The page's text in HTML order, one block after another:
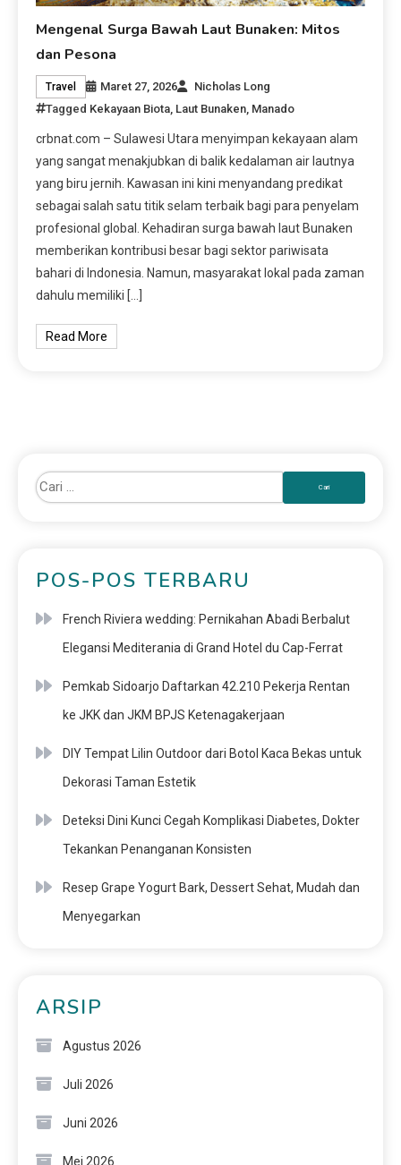
Mengenal Surga Bawah Laut Bunaken: Mitos
dan Pesona
Travel Maret 27, 2026
Nicholas Long
Tagged Kekayaan Biota Laut Bunaken Manado
crbnat.com – Sulawesi Utara menyimpan kekayaan alam
yang sangat menakjubkan di balik kedalaman air lautnya
yang biru jernih. Kawasan ini kini menyandang predikat
sebagai salah satu titik selam terbaik bagi para penyelam
profesional global. Kehadiran surga bawah laut Bunaken
memberikan kontribusi besar bagi sektor pariwisata
bahari di Indonesia. Namun, masyarakat lokal pada zaman
dahulu memiliki […]
Read More
POS-POS TERBARU
French Riviera wedding: Pernikahan Abadi Berbalut
Elegansi Mediterania di Grand Hotel du Cap-Ferrat
Pemkab Sidoarjo Daftarkan 42.210 Pekerja Rentan
ke JKK dan JKM BPJS Ketenagakerjaan
DIY Tempat Lilin Outdoor dari Botol Kaca Bekas untuk
Dekorasi Taman Estetik
Deteksi Dini Kunci Cegah Komplikasi Diabetes, Dokter
Tekankan Penanganan Konsisten
Resep Grape Yogurt Bark, Dessert Sehat, Mudah dan
Menyegarkan
ARSIP
Agustus 2026
Juli 2026
Juni 2026
Mei 2026